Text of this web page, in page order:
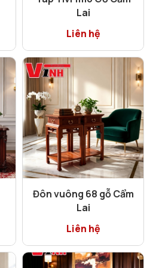
Lai
Liên hệ
Đôn vuông 68 gỗ Cẩm
Lai
Liên hệ